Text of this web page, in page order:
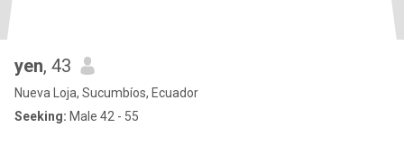
yen, 43
Nueva Loja, Sucumbíos, Ecuador
Seeking: Male 42 - 55